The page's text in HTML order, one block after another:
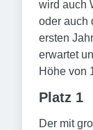
wird auch
oder auch
ersten
erwartet
Höhe von
Platz 1
Der mit